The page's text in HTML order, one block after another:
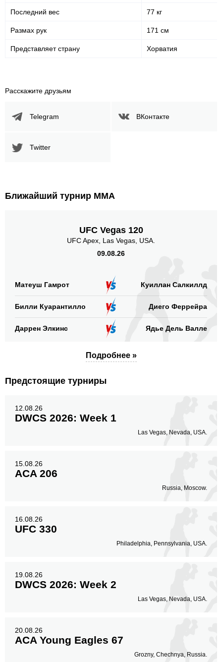
Последний вес
77 кг
Размах рук 171 см
Представляет страну Хорватия
Расскажите друзьям
Telegram ВКонтакте
Twitter
Ближайший турнир ММА
UFC Vegas 120
UFC Apex, Las Vegas, USA.
09.08.26
Матеуш Гамрот Куиллан Салкиллд
Билли Куарантилло Диего Феррейра
Даррен Элкинс Ядье Дель Валле
Подробнее »
Предстоящие турниры
12.08.26
DWCS 2026: Week 1
Las Vegas, Nevada, USA.
15.08.26
ACA 206
Russia, Moscow.
16.08.26
UFC 330
Philadelphia, Pennsylvania, USA.
19.08.26
DWCS 2026: Week 2
Las Vegas, Nevada, USA.
20.08.26
ACA Young Eagles 67
Grozny, Chechnya, Russia.